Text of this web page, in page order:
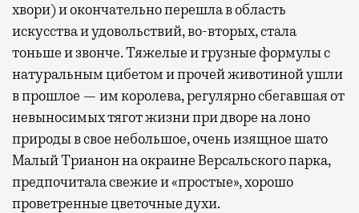
хвори) и окончательно перешла в область
искусства и удовольствий, во-вторых, стала
тоньше и звонче. Тяжелые и грузные формулы с
натуральным цибетом и прочей животиной ушли
в прошлое — им королева, регулярно cбегавшая от
невыносимых тягот жизни при дворе на лоно
природы в свое небольшое, очень изящное шато
Малый Трианон на окраине Версальского парка,
предпочитала свежие и «простые», хорошо
проветренные цветочные духи.